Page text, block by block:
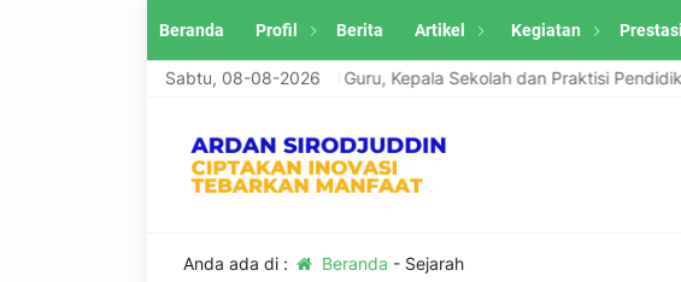
Beranda Profil Berita Artikel Kegiatan Prestasi
Sabtu, 08-08-2026
Sirodjuddin menerima tulisan artikel Guru, Kepala Sekolah dan Praktisi Pendidikan
Anda ada di : Beranda - Sejarah